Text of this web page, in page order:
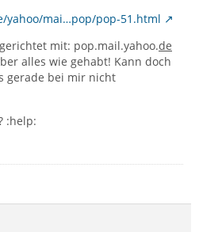
yahoo/mai…pop/pop-51.html
mit: pop.mail.yahoo.de
alles wie gehabt! Kann doch
gerade bei mir nicht
:help: